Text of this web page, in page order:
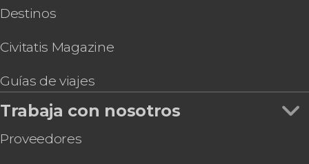
Destinos
Civitatis Magazine
Guías de viajes
Trabaja con nosotros
Proveedores